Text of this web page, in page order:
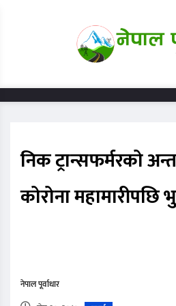
निक ट्रान्सफर्मरको
कोरोना महामारीपछि
नेपाल पूर्वाधार